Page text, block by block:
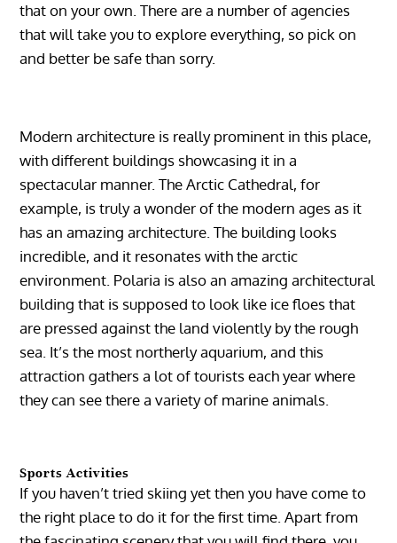
that on your own. There are a number of agencies
that will take you to explore everything, so pick on
and better be safe than sorry.
Modern architecture is really prominent in this place,
with different buildings showcasing it in a
spectacular manner. The Arctic Cathedral, for
example, is truly a wonder of the modern ages as it
has an amazing architecture. The building looks
incredible, and it resonates with the arctic
environment. Polaria is also an amazing architectural
building that is supposed to look like ice floes that
are pressed against the land violently by the rough
sea. It’s the most northerly aquarium, and this
attraction gathers a lot of tourists each year where
they can see there a variety of marine animals.
Sports Activities
If you haven’t tried skiing yet then you have come to
the right place to do it for the first time. Apart from